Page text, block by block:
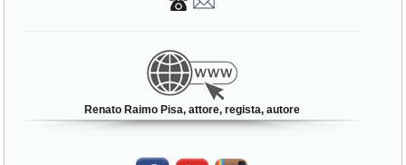
Renato Raimo Pisa, attore, regista, autore